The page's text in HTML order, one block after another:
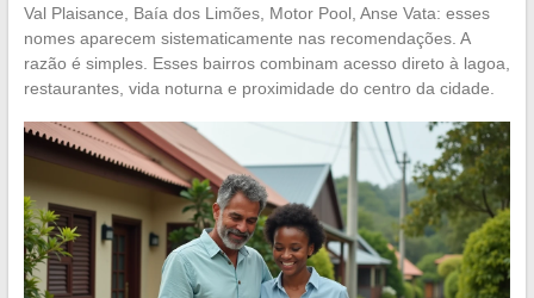
Val Plaisance, Baía dos Limões, Motor Pool, Anse Vata: esses
nomes aparecem sistematicamente nas recomendações. A
razão é simples. Esses bairros combinam acesso direto à lagoa,
restaurantes, vida noturna e proximidade do centro da cidade.